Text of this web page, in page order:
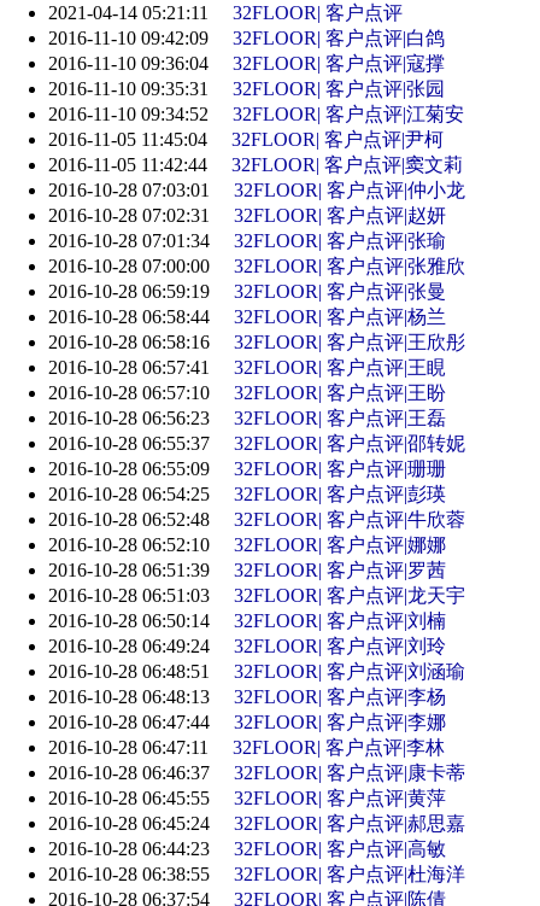
2021-04-14 05:21:11
32FLOOR| 客户点评
2016-11-10 09:42:09
32FLOOR| 客户点评|白鸽
2016-11-10 09:36:04
32FLOOR| 客户点评|寇撑
2016-11-10 09:35:31
32FLOOR| 客户点评|张园
2016-11-10 09:34:52
32FLOOR| 客户点评|江菊安
2016-11-05 11:45:04
32FLOOR| 客户点评|尹柯
2016-11-05 11:42:44
32FLOOR| 客户点评|窦文莉
2016-10-28 07:03:01
32FLOOR| 客户点评|仲小龙
2016-10-28 07:02:31
32FLOOR| 客户点评|赵妍
2016-10-28 07:01:34
32FLOOR| 客户点评|张瑜
2016-10-28 07:00:00
32FLOOR| 客户点评|张雅欣
2016-10-28 06:59:19
32FLOOR| 客户点评|张曼
2016-10-28 06:58:44
32FLOOR| 客户点评|杨兰
2016-10-28 06:58:16
32FLOOR| 客户点评|王欣彤
2016-10-28 06:57:41
32FLOOR| 客户点评|王睍
2016-10-28 06:57:10
32FLOOR| 客户点评|王盼
2016-10-28 06:56:23
32FLOOR| 客户点评|王磊
2016-10-28 06:55:37
32FLOOR| 客户点评|邵转妮
2016-10-28 06:55:09
32FLOOR| 客户点评|珊珊
2016-10-28 06:54:25
32FLOOR| 客户点评|彭瑛
2016-10-28 06:52:48
32FLOOR| 客户点评|牛欣蓉
2016-10-28 06:52:10
32FLOOR| 客户点评|娜娜
2016-10-28 06:51:39
32FLOOR| 客户点评|罗茜
2016-10-28 06:51:03
32FLOOR| 客户点评|龙天宇
2016-10-28 06:50:14
32FLOOR| 客户点评|刘楠
2016-10-28 06:49:24
32FLOOR| 客户点评|刘玲
2016-10-28 06:48:51
32FLOOR| 客户点评|刘涵瑜
2016-10-28 06:48:13
32FLOOR| 客户点评|李杨
2016-10-28 06:47:44
32FLOOR| 客户点评|李娜
2016-10-28 06:47:11
32FLOOR| 客户点评|李林
2016-10-28 06:46:37
32FLOOR| 客户点评|康卡蒂
2016-10-28 06:45:55
32FLOOR| 客户点评|黄萍
2016-10-28 06:45:24
32FLOOR| 客户点评|郝思嘉
2016-10-28 06:44:23
32FLOOR| 客户点评|高敏
2016-10-28 06:38:55
32FLOOR| 客户点评|杜海洋
2016-10-28 06:37:54
32FLOOR| 客户点评|陈倩